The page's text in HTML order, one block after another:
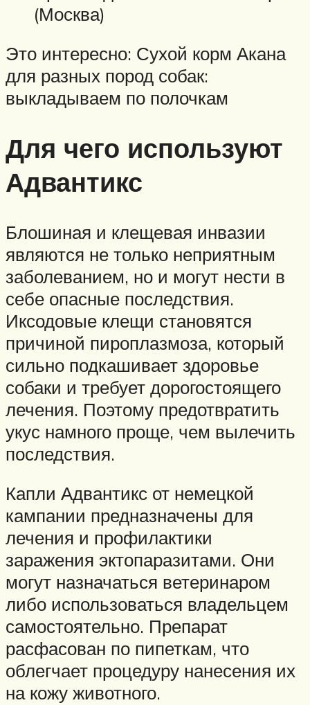
(Москва)
Это интересно: Сухой корм Акана
для разных пород собак:
выкладываем по полочкам
Для чего используют
Адвантикс
Блошиная и клещевая инвазии
являются не только неприятным
заболеванием, но и могут нести в
себе опасные последствия.
Иксодовые клещи становятся
причиной пироплазмоза, который
сильно подкашивает здоровье
собаки и требует дорогостоящего
лечения. Поэтому предотвратить
укус намного проще, чем вылечить
последствия.
Капли Адвантикс от немецкой
кампании предназначены для
лечения и профилактики
заражения эктопаразитами. Они
могут назначаться ветеринаром
либо использоваться владельцем
самостоятельно. Препарат
расфасован по пипеткам, что
облегчает процедуру нанесения их
на кожу животного.